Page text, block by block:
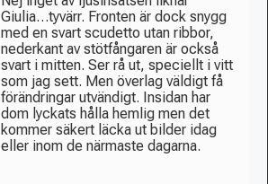
Giulia…tyvärr. Fronten är dock snygg
med en svart scudetto utan ribbor,
nederkant av stötfångaren är också
svart i mitten. Ser rå ut, speciellt i vitt
som jag sett. Men överlag väldigt få
förändringar utvändigt. Insidan har
dom lyckats hålla hemlig men det
kommer säkert läcka ut bilder idag
eller inom de närmaste dagarna.